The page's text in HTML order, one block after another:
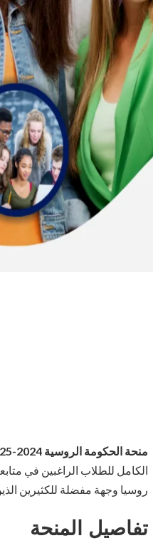
منحة الحكومة الروسية 2024-2025
الكامل للطلاب الراغبين في
روسيا وجهة مفضلة للكثيرين
تفاصيل المنحة